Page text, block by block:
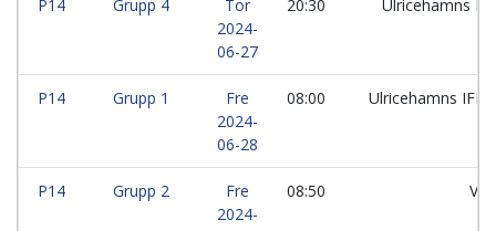
P14 Grupp 4
Tor
2024-
06-27
20:30 Ulricehamns
P14 Grupp 1
Fre
2024-
06-28
08:00 Ulricehamns
P14 Grupp 2
Fre
2024-
08:50